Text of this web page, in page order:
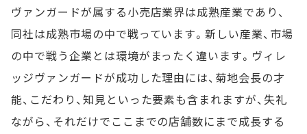
ヴァンガードが属する小売店業界は成熟産業であり、
同社は成熟市場の中で戦っています。新しい産業、市場
の中で戦う企業とは環境がまったく違います。ヴィレ
ッジヴァンガードが成功した理由には、菊地会長の才
能、こだわり、知見といった要素も含まれますが、失礼
ながら、それだけでここまでの店舗数にまで成長する